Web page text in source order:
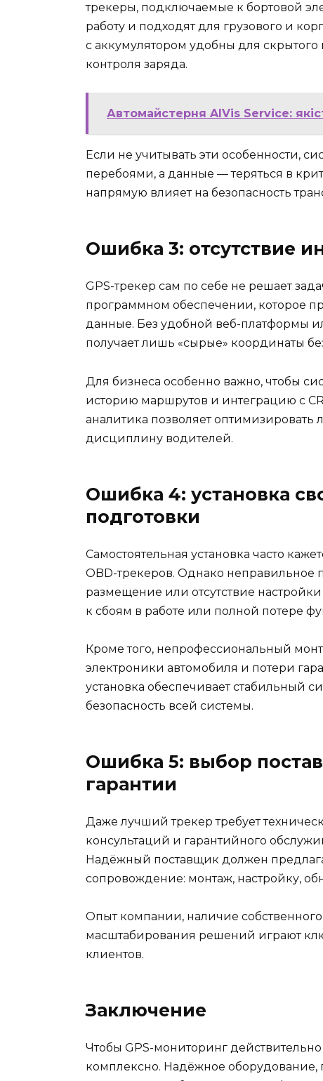
трекеры, подключаемые к бортовой
работу и подходят для грузового и
с аккумулятором удобны для
контроля заряда.
Автомайстерня AlVis Service:
Если не учитывать эти особенности,
перебоями, а данные — теряться в
напрямую влияет на безопасность
Ошибка 3: отсутствие
GPS-трекер сам по себе не решает
программном обеспечении, которое
данные. Без удобной веб-платформы
получает лишь «сырые» координаты
Для бизнеса особенно важно, чтобы
историю маршрутов и интеграцию с
аналитика позволяет оптимизировать
дисциплину водителей.
Ошибка 4: установка
подготовки
Самостоятельная установка часто
OBD-трекеров. Однако неправильное
размещение или отсутствие
к сбоям в работе или полной потере
Кроме того, непрофессиональный
электроники автомобиля и потери
установка обеспечивает стабильный
безопасность всей системы.
Ошибка 5: выбор
гарантии
Даже лучший трекер требует
консультаций и гарантийного
Надёжный поставщик должен
сопровождение: монтаж, настройку,
Опыт компании, наличие
масштабирования решений играют
клиентов.
Заключение
Чтобы GPS-мониторинг
комплексно. Надёжное оборудование,